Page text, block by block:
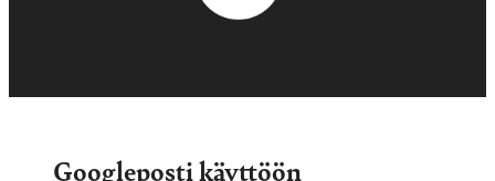
Googleposti käyttöön